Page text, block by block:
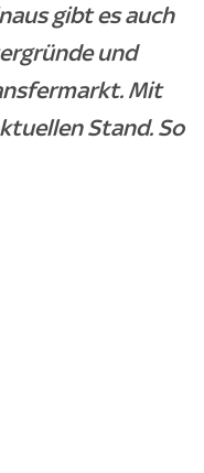
gibt es auch
und
Mit
Stand. So